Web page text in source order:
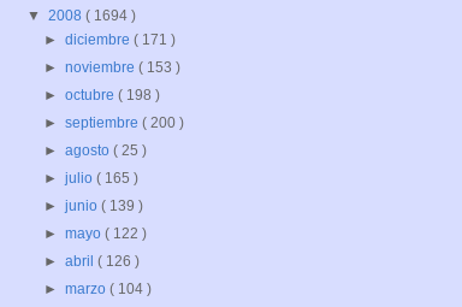
▼ 2008 ( 1694 )
►diciembre( 171 )
►noviembre( 153 )
►octubre( 198 )
►septiembre( 200 )
►agosto( 25 )
►julio( 165 )
►junio( 139 )
►mayo( 122 )
►abril( 126 )
►marzo( 104 )